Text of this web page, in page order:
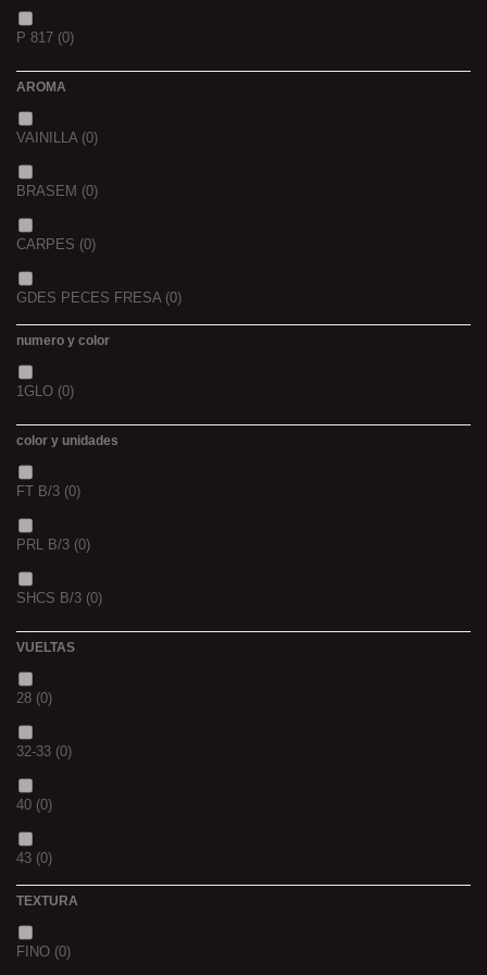
1,5
2,3
(0)
P 817 (0)
AROMA
VAINILLA(0)
BRASEM (0)
CARPES (0)
GDES PECES FRESA(0)
GDES. PECES MAIZ
GDES. PECES SCOPEX
PIÑA
SCOPEX
TUTTI
FRESA
MIEL(0)
OCEAN LIVER
numero y color
1GLO (0)
color y unidades
FT B/3 (0)
PRL B/3 (0)
SHCS B/3 (0)
VUELTAS
28 (0)
32-33 (0)
40 (0)
43 (0)
TEXTURA
FINO (0)